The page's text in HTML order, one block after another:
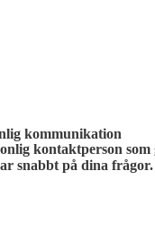
kommunikation
kontaktperson som
snabbt på dina frågor.